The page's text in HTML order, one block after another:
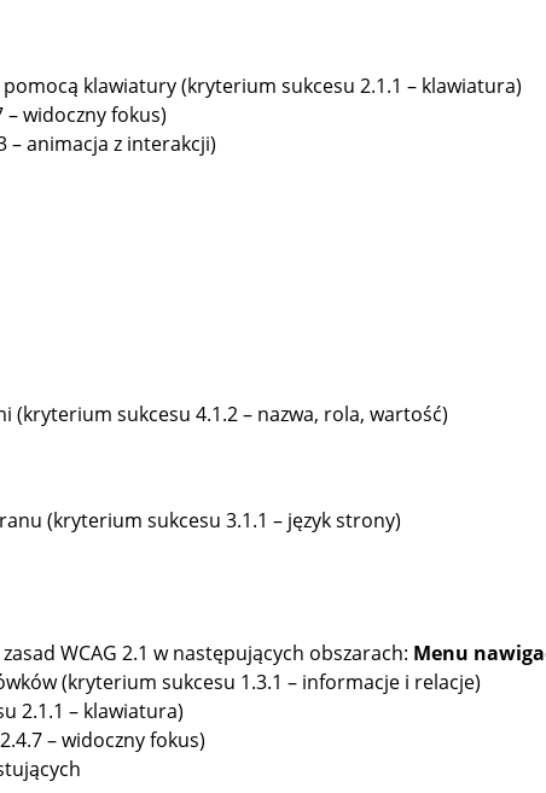
klawiatury (kryterium sukcesu 2.1.1 – klawiatura)
widoczny fokus)
– animacja z interakcji)
sukcesu 4.1.2 – nazwa, rola, wartość)
(kryterium sukcesu 3.1.1 – język strony)
WCAG 2.1 w następujących obszarach: Menu
(kryterium sukcesu 1.3.1 – informacje i relacje)
2.1.1 – klawiatura)
– widoczny fokus)